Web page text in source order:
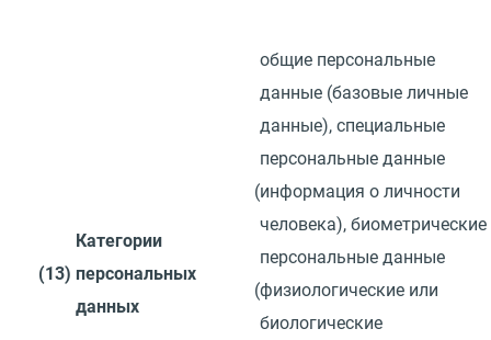
(13)
Категории
персональных
данных
общие персональные
данные (базовые личные
данные), специальные
персональные данные
(информация о личности
человека), биометрические
персональные данные
(физиологические или
биологические